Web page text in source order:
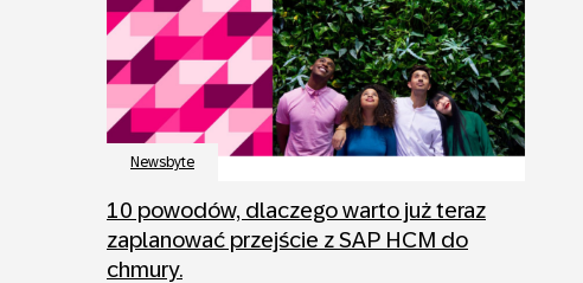
Newsbyte
10 powodów, dlaczego warto już teraz
zaplanować przejście z SAP HCM do
chmury.